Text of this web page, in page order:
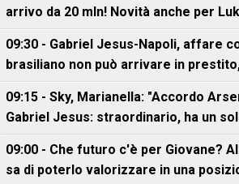
arrivo da 20 mln! Novità anche per
09:30 - Gabriel Jesus-Napoli, affare
brasiliano non può arrivare in
09:15 - Sky, Marianella: "Accordo
Gabriel Jesus: straordinario, ha un
09:00 - Che futuro c'è per Giovane?
sa di poterlo valorizzare in una